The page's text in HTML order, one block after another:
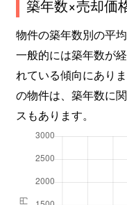
築年数×売却価
物件の築年数別の平
一般的には築年数が
れている傾向にあり
の物件は、築年数に
スもあります。